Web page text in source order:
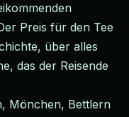
Preis für den Tee
über alles
das der Reisende
Mönchen, Bettlern